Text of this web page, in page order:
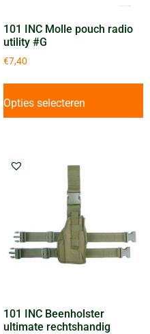
101 INC Molle pouch radio
utility #G
€7,40
Opties selecteren
101 INC Beenholster
ultimate rechtshandig